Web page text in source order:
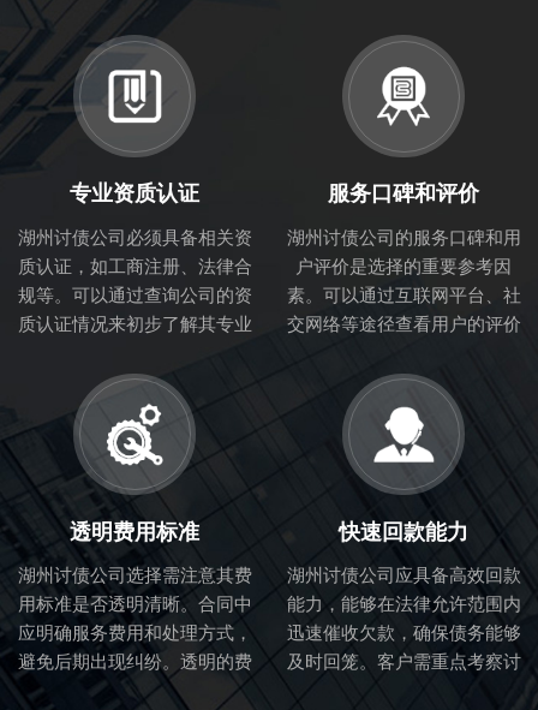
专业资质认证
湖州讨债公司必须具备相关资
质认证，如工商注册、法律合
规等。可以通过查询公司的资
质认证情况来初步了解其专业
服务口碑和评价
湖州讨债公司的服务口碑和用
户评价是选择的重要参考因
素。可以通过互联网平台、社
交网络等途径查看用户的评价
服务质量。
透明费用标准
湖州讨债公司选择需注意其费
用标准是否透明清晰。合同中
应明确服务费用和处理方式，
避免后期出现纠纷。透明的费
用标准也体现了讨债公司的诚
快速回款能力
湖州讨债公司应具备高效回款
能力，能够在法律允许范围内
迅速催收欠款，确保债务能够
及时回笼。客户需重点考察讨